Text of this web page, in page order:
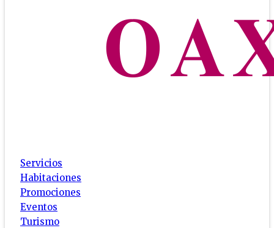
Servicios
Habitaciones
Promociones
Eventos
Turismo